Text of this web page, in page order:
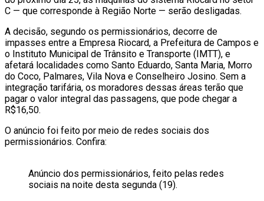
C — que corresponde à Região Norte — serão desligadas.
A decisão, segundo os permissionários, decorre de
impasses entre a Empresa Riocard, a Prefeitura de Campos e
o Instituto Municipal de Trânsito e Transporte (IMTT), e
afetará localidades como Santo Eduardo, Santa Maria, Morro
do Coco, Palmares, Vila Nova e Conselheiro Josino. Sem a
integração tarifária, os moradores dessas áreas terão que
pagar o valor integral das passagens, que pode chegar a
R$16,50.
O anúncio foi feito por meio de redes sociais dos
permissionários. Confira:
Anúncio dos permissionários, feito pelas redes
sociais na noite desta segunda (19).